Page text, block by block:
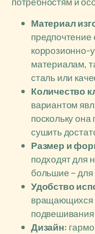
Материал
предпочтение
коррозионно-
материалам,
сталь или
Количество
вариантом
поскольку
сушить
Размер и
подходят для
большие –
Удобство
вращающихся
Дизайн: